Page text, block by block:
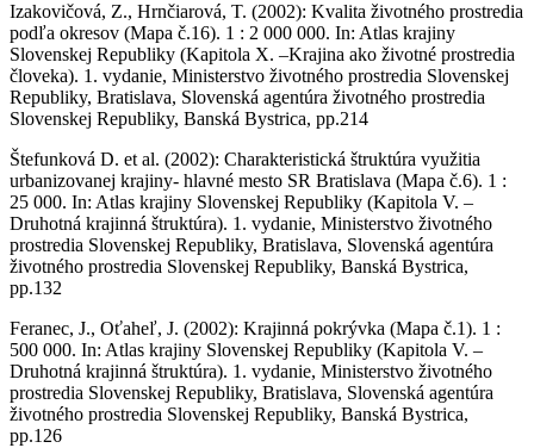
Izakovičová, Z., Hrnčiarová, T. (2002): Kvalita životného prostredia
podľa okresov (Mapa č.16). 1 : 2 000 000. In: Atlas krajiny
Slovenskej Republiky (Kapitola X. –Krajina ako životné prostredia
človeka). 1. vydanie, Ministerstvo životného prostredia Slovenskej
Republiky, Bratislava, Slovenská agentúra životného prostredia
Slovenskej Republiky, Banská Bystrica, pp.214
Štefunková D. et al. (2002): Charakteristická štruktúra využitia
urbanizovanej krajiny- hlavné mesto SR Bratislava (Mapa č.6). 1 :
25 000. In: Atlas krajiny Slovenskej Republiky (Kapitola V. –
Druhotná krajinná štruktúra). 1. vydanie, Ministerstvo životného
prostredia Slovenskej Republiky, Bratislava, Slovenská agentúra
životného prostredia Slovenskej Republiky, Banská Bystrica,
pp.132
Feranec, J., Oťaheľ, J. (2002): Krajinná pokrývka (Mapa č.1). 1 :
500 000. In: Atlas krajiny Slovenskej Republiky (Kapitola V. –
Druhotná krajinná štruktúra). 1. vydanie, Ministerstvo životného
prostredia Slovenskej Republiky, Bratislava, Slovenská agentúra
životného prostredia Slovenskej Republiky, Banská Bystrica,
pp.126